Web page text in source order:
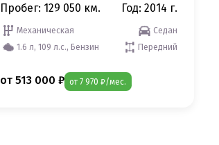
Пробег: 129 050 км. Год: 2014 г.
Механическая
Седан
1.6 л, 109 л.с., Бензин
Передний
от 513 000 ₽ от 7 970 ₽/мес.